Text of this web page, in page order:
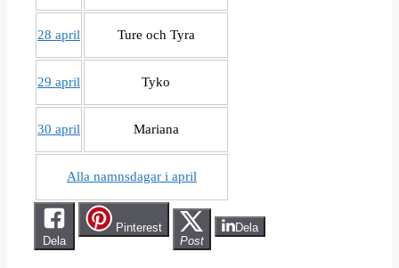
28 april Ture och Tyra
29 april Tyko
30 april Mariana
Alla namnsdagar i april
Dela
Pinterest
Post
Dela